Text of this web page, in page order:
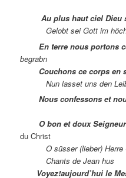
Au plus haut ciel Dieu
Gelobt sei Gott im
En terre nous portons
begrabn
Couchons ce corps en
Nun lasset uns den
Nous confessons et
O bon et doux
du Christ
O süsser (lieber) Herre
Chants de Jean hus
Voyez!aujourd’hui le